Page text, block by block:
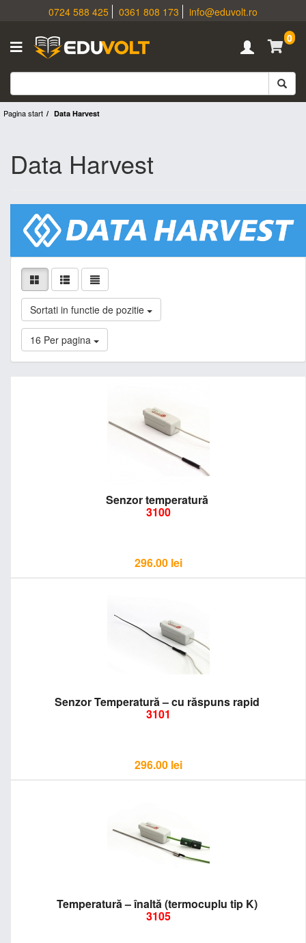
0724 588 425 0361 808 173
info@eduvolt.ro
0
Pagina start Data Harvest
Data Harvest
Sortati in functie de pozitie
16 Per pagina
Senzor temperatură
3100
296.00 lei
Senzor Temperatură – cu răspuns rapid
3101
296.00 lei
Temperatură – înaltă (termocuplu tip K)
3105